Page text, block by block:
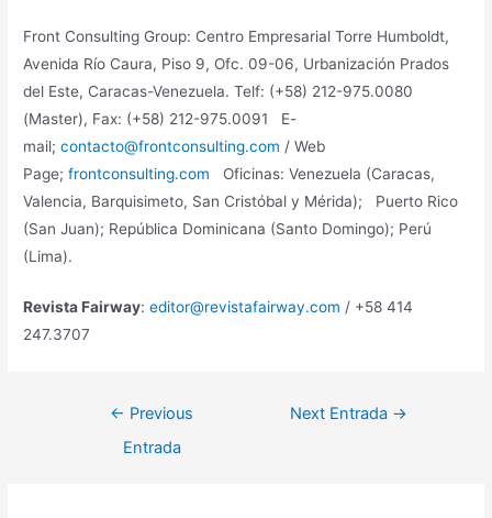
Front Consulting Group: Centro Empresarial Torre Humboldt,
Avenida Río Caura, Piso 9, Ofc. 09-06, Urbanización Prados
del Este, Caracas-Venezuela. Telf: (+58) 212-975.0080
(Master), Fax: (+58) 212-975.0091 E-
mail;contacto@frontconsulting.com / Web
Page;frontconsulting.com Oficinas: Venezuela (Caracas,
Valencia, Barquisimeto, San Cristóbal y Mérida); Puerto Rico
(San Juan); República Dominicana (Santo Domingo); Perú
(Lima).
Revista Fairway:editor@revistafairway.com / +58 414
247.3707
← Previous
Entrada
Next Entrada →